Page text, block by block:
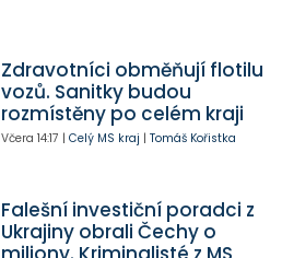
Zdravotníci obměňují flotilu
vozů. Sanitky budou
rozmístěny po celém kraji
Včera 14:17 | Celý MS kraj | Tomáš Kořistka
Falešní investiční poradci z
Ukrajiny obrali Čechy o